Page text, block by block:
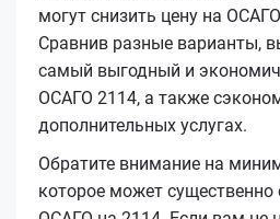
могут снизить цену на
Сравнив разные варианты,
самый выгодный и
ОСАГО 2114, а также
дополнительных услугах.
Обратите внимание на
которое может существенно